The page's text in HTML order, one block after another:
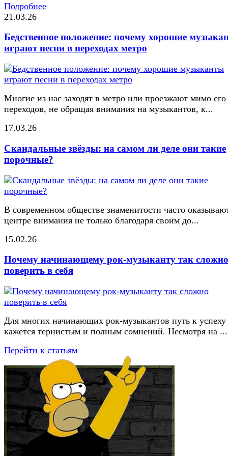
Подробнее
21.03.26
Бедственное положение: почему хорошие
играют песни в переходах метро
Многие из нас заходят в метро или проезжают мимо его
переходов, не обращая внимания на музыкантов, к...
17.03.26
Скандальные звёзды: на самом ли деле они такие
порочные?
В современном обществе знаменитости часто
центре внимания не только благодаря своим до...
15.02.26
Почему начинающему рок-музыканту так сложно
поверить в себя
Для многих начинающих рок-музыкантов путь к успеху
кажется тернистым и полным сомнений. Несмотря на ...
Перейти к статьям